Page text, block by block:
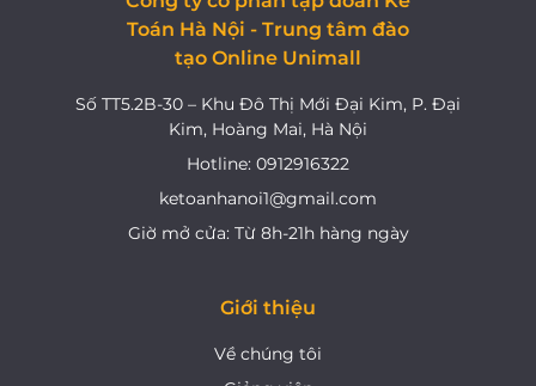
Toán Hà Nội - Trung tâm đào
tạo Online Unimall
Số TT5.2B-30 – Khu Đô Thị Mới Đại Kim, P. Đại
Kim, Hoàng Mai, Hà Nội
Hotline: 0912916322
ketoanhanoi1@gmail.com
Giờ mở cửa: Từ 8h-21h hàng ngày
Giới thiệu
Về chúng tôi